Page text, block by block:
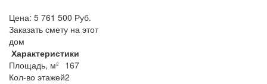
Цена: 5 761 500 Руб.
Заказать смету на этот
дом
Характеристики
Площадь, м² 167
Кол-во этажей2